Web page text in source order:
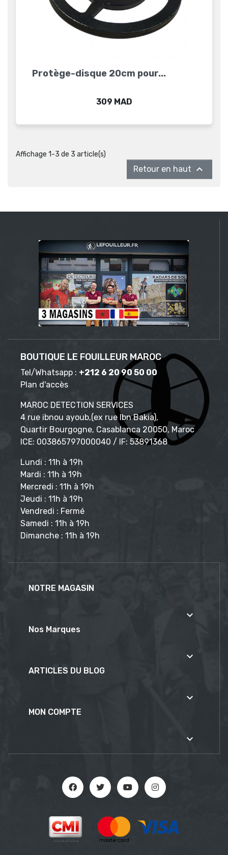
Protège-disque 20cm pour...
Prix
309 MAD
Affichage 1-3 de 3 article(s)
Retour en haut 
BOUTIQUE LE FOUILLEUR MAROC
Tel/Whatsapp : +212 6 20 90 50 00
Plan d'accès
MAROC DETECTION SERVICES
4 rue ibnou ayoub,(ex rue Ibn Bakia),
Quartir Bourgogne, Casablanca 20050, Maroc
ICE: 003865797000040 / IF: 53891368
Lundi : 11h à 19h
Mardi : 11h à 19h
Mercredi : 11h à 19h
Jeudi : 11h à 19h
Vendredi : Fermé
Samedi : 11h à 19h
Dimanche : 11h à 19h
NOTRE MAGASIN

Nos Marques

ARTICLES DU BLOG

MON COMPTE
